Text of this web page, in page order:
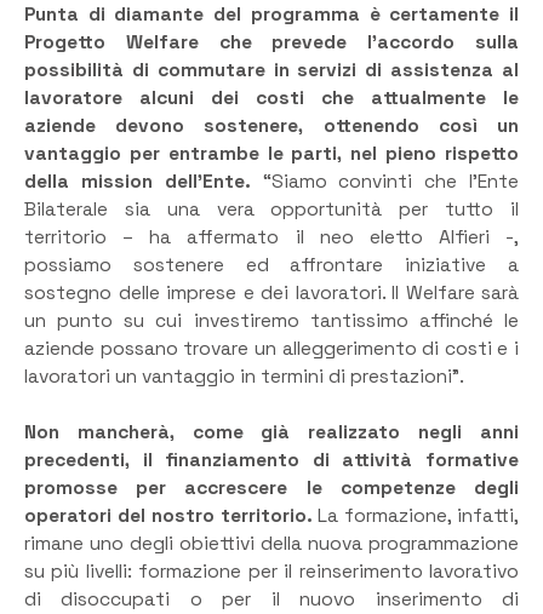
Punta di diamante del programma è certamente il
Progetto Welfare che prevede l’accordo sulla
possibilità di commutare in servizi di assistenza al
lavoratore alcuni dei costi che attualmente le
aziende devono sostenere, ottenendo così un
vantaggio per entrambe le parti, nel pieno rispetto
della mission dell’Ente. “Siamo convinti che l’Ente
Bilaterale sia una vera opportunità per tutto il
territorio – ha affermato il neo eletto Alfieri -,
possiamo sostenere ed affrontare iniziative a
sostegno delle imprese e dei lavoratori. Il Welfare sarà
un punto su cui investiremo tantissimo affinché le
aziende possano trovare un alleggerimento di costi e i
lavoratori un vantaggio in termini di prestazioni”.
Non mancherà, come già realizzato negli anni
precedenti, il finanziamento di attività formative
promosse per accrescere le competenze degli
operatori del nostro territorio. La formazione, infatti,
rimane uno degli obiettivi della nuova programmazione
su più livelli: formazione per il reinserimento lavorativo
di disoccupati o per il nuovo inserimento di